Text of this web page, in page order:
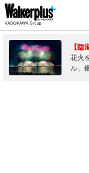
【臨
花火
ル」